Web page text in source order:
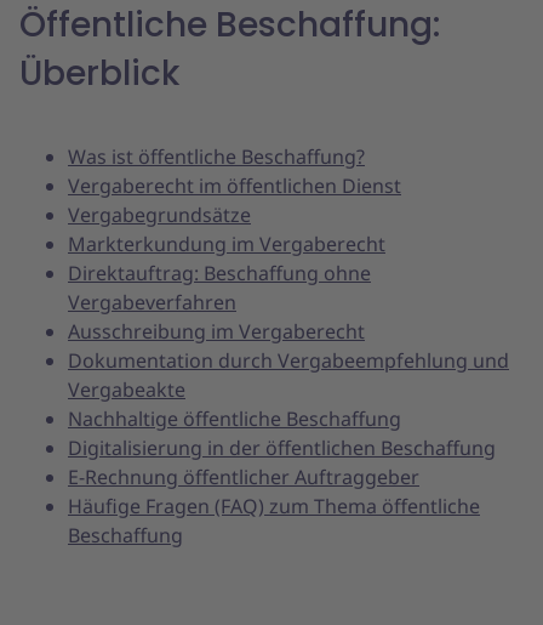
Öffentliche Beschaffung:
Überblick
Was ist öffentliche Beschaffung?
Vergaberecht im öffentlichen Dienst
Vergabegrundsätze
Markterkundung im Vergaberecht
Direktauftrag: Beschaffung ohne
Vergabeverfahren
Ausschreibung im Vergaberecht
Dokumentation durch Vergabeempfehlung und
Vergabeakte
Nachhaltige öffentliche Beschaffung
Digitalisierung in der öffentlichen Beschaffung
E-Rechnung öffentlicher Auftraggeber
Häufige Fragen (FAQ) zum Thema öffentliche
Beschaffung